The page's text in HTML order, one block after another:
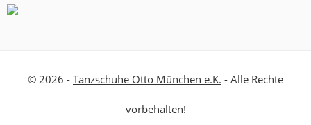
© 2026 - Tanzschuhe Otto München e.K. - Alle Rechte
vorbehalten!